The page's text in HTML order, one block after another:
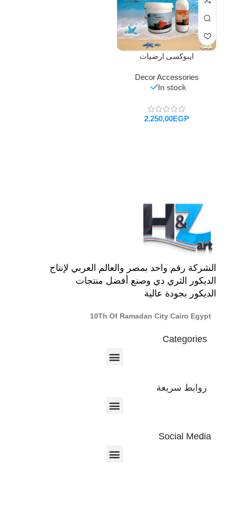
ايبوكسى ارضيات
Decor Accessories
In stock
EGP
الشركة رقم واحد بمصر والعالم العربي لإنتاج
الديكور الثري دي وصنع أفضل منتجات
الديكور بجودة عالية
10Th Of Ramadan City Cairo Egypt
Categories
روابط سريعة
Social Media